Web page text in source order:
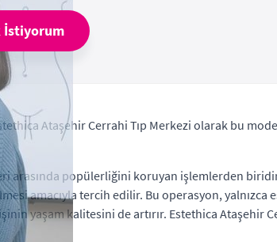
İstiyorum
Ataşehir Cerrahi Tıp Merkezi olarak bu
popülerliğini koruyan işlemlerden biridir.
amacıyla tercih edilir. Bu operasyon, yalnızca
yaşam kalitesini de artırır. Estethica Ataşehir